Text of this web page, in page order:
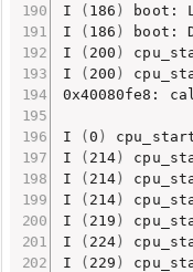
I
( 186 )
boot:
I
( 186 ) boot:
I
( 200 )
I
( 200 )
0x40080fe8:
I ( 0 )
I
( 214 )
I
( 214 )
I
( 214 )
I
( 219 )
I
( 224 )
I
( 229 )